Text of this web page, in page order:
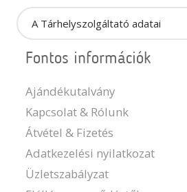
A Tárhelyszolgáltató adatai
Fontos információk
Ajándékutalvány
Kapcsolat & Rólunk
Átvétel & Fizetés
Adatkezelési nyilatkozat
Üzletszabályzat